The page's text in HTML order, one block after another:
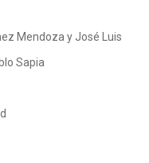
Mendoza y José Luis
Sapia